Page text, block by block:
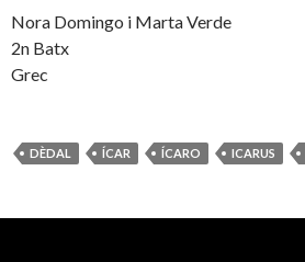
Nora Domingo i Marta Verde
2n Batx
Grec
DÈDAL ÍCAR ÍCARO ICARUS